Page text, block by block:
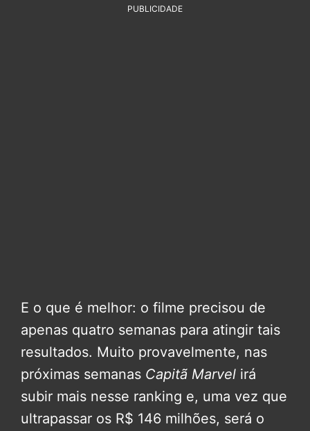
PUBLICIDADE
E o que é melhor: o filme precisou de
apenas quatro semanas para atingir tais
resultados. Muito provavelmente, nas
próximas semanas Capitã Marvel irá
subir mais nesse ranking e, uma vez que
ultrapassar os R$ 146 milhões, será o